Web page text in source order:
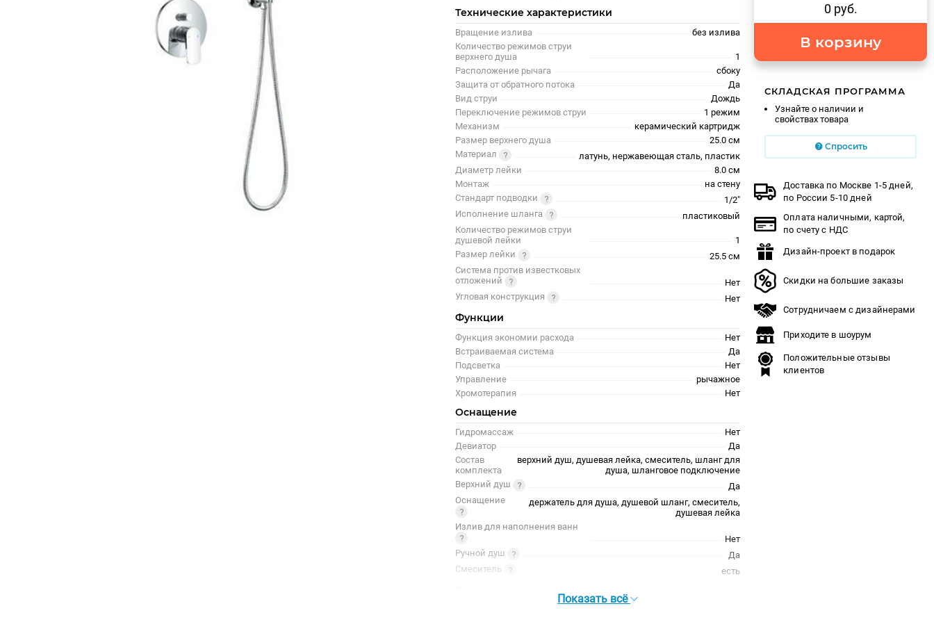
Технические характеристики
Вращение излива
без излива
Количество режимов струи
верхнего душа
1
Расположение рычага
сбоку
Защита от обратного потока
Да
Вид струи
Дождь
Переключение режимов струи
1 режим
Механизм
керамический картридж
Размер верхнего душа
25.0 см
Материал
латунь, нержавеющая сталь, пластик
Диаметр лейки
8.0 см
Монтаж
на стену
Стандарт подводки
1/2"
Исполнение шланга
пластиковый
Количество режимов струи
душевой лейки
1
Размер лейки
25.5 см
Система против известковых
отложений
Нет
Угловая конструкция
Нет
Функции
Функция экономии расхода
Нет
Встраиваемая система
Да
Подсветка
Нет
Управление
рычажное
Хромотерапия
Нет
Оснащение
Гидромассаж
Нет
Девиатор
Да
Состав
комплекта
верхний душ, душевая лейка, смеситель, шланг для
душа, шланговое подключение
Верхний душ
Да
Оснащение
держатель для душа, душевой шланг, смеситель,
душевая лейка
Излив для наполнения ванн
Нет
Ручной душ
Да
Смеситель
есть
Показать всё
0 руб.
В корзину
СКЛАДСКАЯ ПРОГРАММА
Узнайте о наличии и
свойствах товара
Спросить
Доставка по Москве 1-5 дней,
по России 5-10 дней
Оплата наличными, картой,
по счету с НДС
Дизайн-проект в подарок
Скидки на большие заказы
Сотрудничаем с дизайнерами
Приходите в шоурум
Положительные отзывы
клиентов